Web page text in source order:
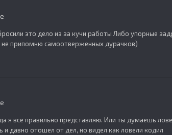
это дело из за кучи работы Либо упорные
не припомню самоотверженных дурачков)
я все правильно представляю. Или ты думаешь
и давно отошел от дел, но видел как ловели кодил